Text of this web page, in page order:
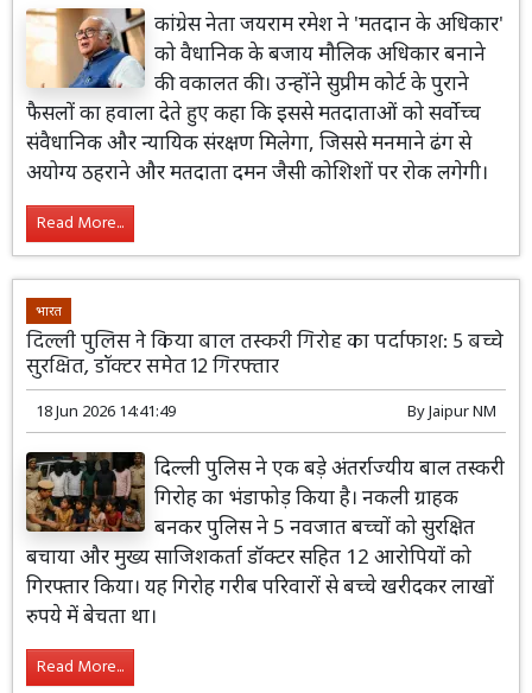
कांग्रेस नेता जयराम रमेश ने 'मतदान के अधिकार'
को वैधानिक के बजाय मौलिक अधिकार बनाने
की वकालत की। उन्होंने सुप्रीम कोर्ट के पुराने
फैसलों का हवाला देते हुए कहा कि इससे मतदाताओं को सर्वोच्च
संवैधानिक और न्यायिक संरक्षण मिलेगा, जिससे मनमाने ढंग से
अयोग्य ठहराने और मतदाता दमन जैसी कोशिशों पर रोक लगेगी।
Read More...
भारत
दिल्ली पुलिस ने किया बाल तस्करी गिरोह का पर्दाफाश: 5 बच्चे
सुरक्षित, डॉक्टर समेत 12 गिरफ्तार
18 Jun 2026 14:41:49 ByJaipur NM
दिल्ली पुलिस ने एक बड़े अंतर्राज्यीय बाल तस्करी
गिरोह का भंडाफोड़ किया है। नकली ग्राहक
बनकर पुलिस ने 5 नवजात बच्चों को सुरक्षित
बचाया और मुख्य साजिशकर्ता डॉक्टर सहित 12 आरोपियों को
गिरफ्तार किया। यह गिरोह गरीब परिवारों से बच्चे खरीदकर लाखों
रुपये में बेचता था।
Read More...